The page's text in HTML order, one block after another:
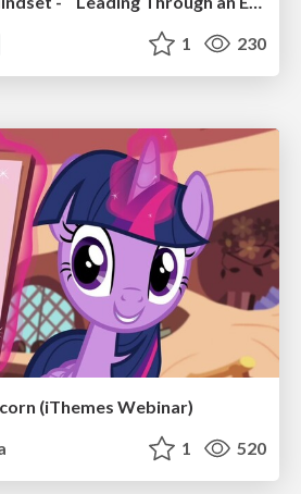
1 230
(iThemes Webinar)
1 520